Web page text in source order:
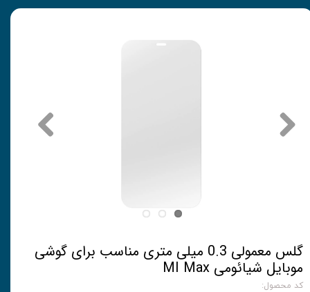
گلس معمولی 0.3 میلی متری مناسب برای گوشی
موبایل شیائومی MI Max
کد محصول: